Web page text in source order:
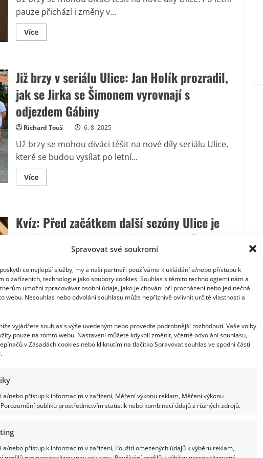
Spravovat své soukromí
co nejlepší služby, my a naši partneři používáme k ukládání a/nebo přístupu k
o zařízeních, technologie jako soubory cookies. Souhlas s těmito technologiemi nám a
umožní zpracovávat osobní údaje, jako je chování při procházení nebo jedinečná
webu. Nesouhlas nebo odvolání souhlasu může nepříznivě ovlivnit určité vlastnosti a
vyjádřete souhlas s výše uvedeným nebo proveďte podrobnější rozhodnutí. Vaše volby
pouze na tomto webu. Nastavení můžete kdykoli změnit, včetně odvolání souhlasu,
v Zásadách cookies nebo kliknutím na tlačítko Spravovat souhlas ve spodní části
a/nebo přístup k informacím v zařízení, Měření výkonu reklam, Měření výkonu
publiku prostřednictvím statistik nebo kombinací údajů z různých zdrojů.
a/nebo přístup k informacím v zařízení, Použití omezených údajů k výběru reklam,
olympionika
pauze přichází i změny v...
VíceRead
more
výrazná
změna
obsazení:
Sandra
Nováková
převezme
roli
po
dobré
kamarádce
Již brzy v seriálu Ulice: Jan Holík prozradil,
jak se Jirka se Šimonem vyrovnají s
odjezdem Gábiny
Richard Touš 6. 8. 2025
Už brzy se mohou diváci těšit na nové díly seriálu Ulice,
které se budou vysílat po letní...
VíceRead
more
seriálu
Ulice:
Jirka
se
Šimonem
vyrovnají
s
Kvíz: Před začátkem další sezóny Ulice je
na čase otestovat si znalosti pomocí
zapeklitých otázek
Richard Touš 30. 7. 2025
Ulice na podzim odstartuje už jednadvacátou sezónu.
Vyzkoušejte si náš kvíz, který prověří, jaký přehled máte
VíceRead
more
about
Ulice
je
na
zapeklitých
novou postavu. Pro Sandru Novákovou role
moc znamená
Tvůrci seriálu Ulice pomalu začínají pouštět novinky,